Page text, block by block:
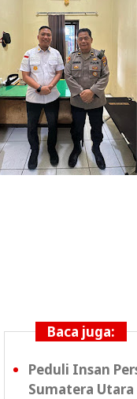
Baca juga:
Peduli Insan
Sumatera